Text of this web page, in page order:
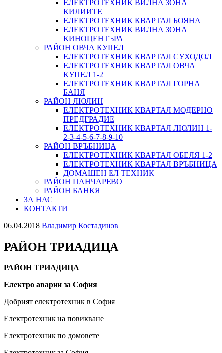
ЕЛЕКТРОТЕХНИК ВИЛНА ЗОНА
КИЛИИТЕ
ЕЛЕКТРОТЕХНИК КВАРТАЛ БОЯНА
ЕЛЕКТРОТЕХНИК ВИЛНА ЗОНА
КИНОЦЕНТЪРА
РАЙОН ОВЧА КУПЕЛ
ЕЛЕКТРОТЕХНИК КВАРТАЛ СУХОДОЛ
ЕЛЕКТРОТЕХНИК КВАРТАЛ ОВЧА
КУПЕЛ 1-2
ЕЛЕКТРОТЕХНИК КВАРТАЛ ГОРНА
БАНЯ
РАЙОН ЛЮЛИН
ЕЛЕКТРОТЕХНИК КВАРТАЛ МОДЕРНО
ПРЕДГРАДИЕ
ЕЛЕКТРОТЕХНИК КВАРТАЛ ЛЮЛИН 1-
2-3-4-5-6-7-8-9-10
РАЙОН ВРЪБНИЦА
ЕЛЕКТРОТЕХНИК КВАРТАЛ ОБЕЛЯ 1-2
ЕЛЕКТРОТЕХНИК КВАРТАЛ ВРЪБНИЦА
ДОМАШЕН ЕЛ ТЕХНИК
РАЙОН ПАНЧАРЕВО
РАЙОН БАНКЯ
ЗА НАС
КОНТАКТИ
06.04.2018 Владимир Костадинов
РАЙОН ТРИАДИЦА
РАЙОН ТРИАДИЦА
Електро аварии за София
Добрият електротехник в София
Електротехник на повикване
Електротехник по домовете